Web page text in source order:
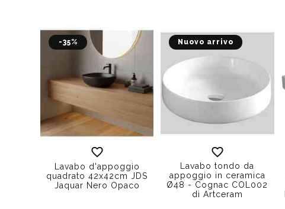
-35%
Lavabo d'appoggio
quadrato 42x42cm JDS
Jaquar Nero Opaco
Nuovo arrivo
Lavabo tondo da
appoggio in ceramica
Ø48 - Cognac COL002
di Artceram